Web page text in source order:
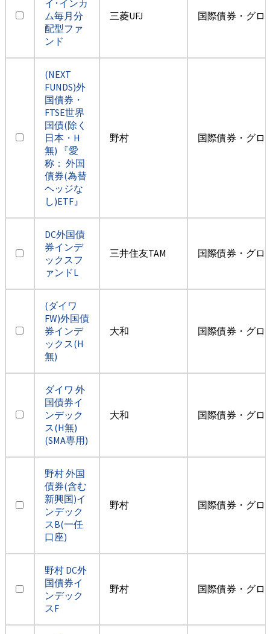
イ･インカ
ム毎月分
配型ファ
ンド
三菱UFJ 国際債券・グロ
(NEXT
FUNDS)外
国債券・
FTSE世界
国債(除く
日本・H
無) 『愛
称： 外国
債券(為替
ヘッジな
し)ETF』
野村 国際債券・グロ
DC外国債
券インデ
ックスフ
ァンドL
三井住友TAM 国際債券・グロ
(ダイワ
FW)外国債
券インデ
ックス(H
無)
大和 国際債券・グロ
ダイワ 外
国債券イ
ンデック
ス(H無)
(SMA専用)
大和 国際債券・グロ
野村 外国
債券(含む
新興国)イ
ンデック
スB(一任
口座)
野村 国際債券・グロ
野村 DC外
国債券イ
ンデック
スF
野村 国際債券・グロ